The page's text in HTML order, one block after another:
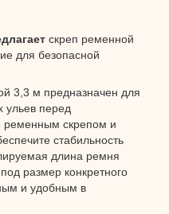
скреп ременной
для безопасной
3,3 м предназначен для
ульев перед
ременным скрепом и
стабильность
длина ремня
размер конкретного
и удобным в